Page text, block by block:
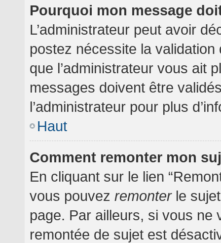
Pourquoi mon message
L’administrateur peut avoir
postez nécessite la
que l’administrateur vous ait
messages doivent être
l’administrateur pour plus
Haut
Comment remonter mon
En cliquant sur le lien
vous pouvez remonterle
page. Par ailleurs, si vous ne
remontée de sujet est